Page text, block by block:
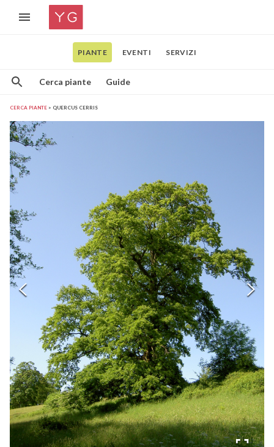
PIANTE EVENTI SERVIZI
Cerca piante Guide
CERCA PIANTE QUERCUS CERRIS